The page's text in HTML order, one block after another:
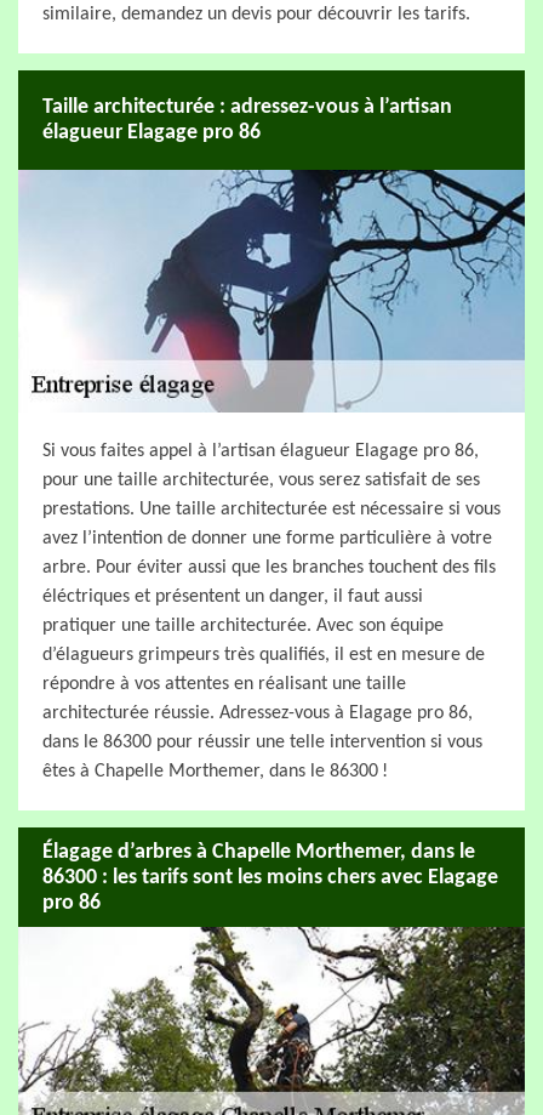
similaire, demandez un devis pour découvrir les tarifs.
Taille architecturée : adressez-vous à l’artisan
élagueur Elagage pro 86
Si vous faites appel à l’artisan élagueur Elagage pro 86,
pour une taille architecturée, vous serez satisfait de ses
prestations. Une taille architecturée est nécessaire si vous
avez l’intention de donner une forme particulière à votre
arbre. Pour éviter aussi que les branches touchent des fils
éléctriques et présentent un danger, il faut aussi
pratiquer une taille architecturée. Avec son équipe
d’élagueurs grimpeurs très qualifiés, il est en mesure de
répondre à vos attentes en réalisant une taille
architecturée réussie. Adressez-vous à Elagage pro 86,
dans le 86300 pour réussir une telle intervention si vous
êtes à Chapelle Morthemer, dans le 86300 !
Élagage d’arbres à Chapelle Morthemer, dans le
86300 : les tarifs sont les moins chers avec Elagage
pro 86